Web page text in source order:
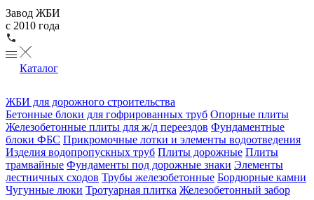
Завод ЖБИ
с 2010 года
Каталог
ЖБИ для дорожного строительства
Бетонные блоки для гофрированных труб Опорные плиты
Железобетонные плиты для ж/д переездов Фундаментные
блоки ФБС Прикромочные лотки и элементы водоотведения
Изделия водопропускных труб Плиты дорожные Плиты
трамвайные Фундаменты под дорожные знаки Элементы
лестничных сходов Трубы железобетонные Бордюрные камни
Чугунные люки Тротуарная плитка Железобетонный забор